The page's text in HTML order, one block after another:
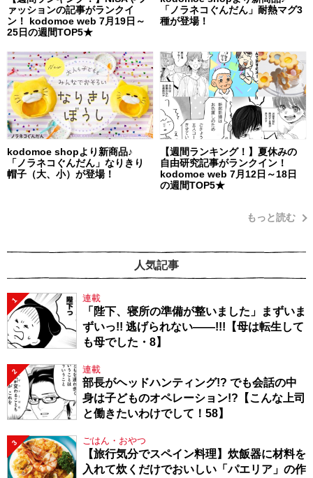
ァッションの記事がランクイ
ン！ kodomoe web 7月19日～
25日の週間TOP5★
「ノラネコぐんだん」耐熱マグ3
種が登場！
kodomoe shopより新商品♪
「ノラネコぐんだん」なりきり
帽子（大、小）が登場！
【週間ランキング！】夏休みの
自由研究記事がランクイン！
kodomoe web 7月12日～18日
の週間TOP5★
もっと読む
人気記事
1 連載
「陛下、寝所の準備が整いました」まずいま
ずいっ!! 逃げられない――!!!【母は転生して
も母でした・8】
2 連載
部長がヘッドハンティング!? でも会話の中
身は子どものオペレーション!?【こんな上司
と働きたいわけでして！58】
3 ごはん・おやつ
【旅行気分でスペイン料理】炊飯器に材料を
入れて炊くだけでおいしい「パエリア」の作